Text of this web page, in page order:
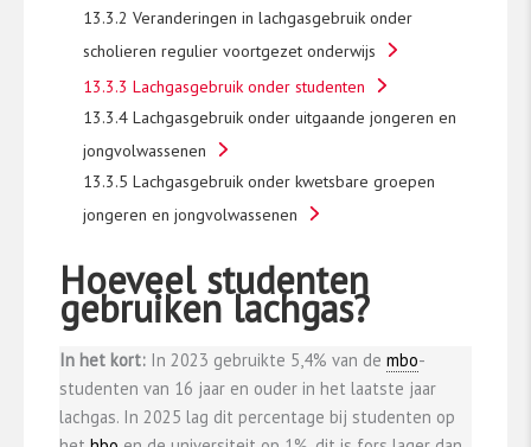
13.3.2 Veranderingen in lachgasgebruik onder
scholieren regulier voortgezet onderwijs
13.3.3 Lachgasgebruik onder studenten
13.3.4 Lachgasgebruik onder uitgaande jongeren en
jongvolwassenen
13.3.5 Lachgasgebruik onder kwetsbare groepen
jongeren en jongvolwassenen
Hoeveel studenten
gebruiken lachgas?
In het kort: In 2023 gebruikte 5,4% van de mbo-
studenten van 16 jaar en ouder in het laatste jaar
lachgas. In 2025 lag dit percentage bij studenten op